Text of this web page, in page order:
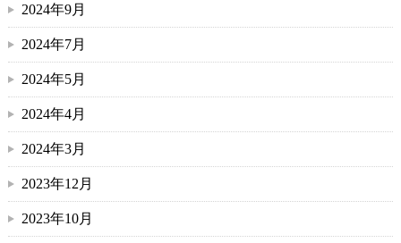
2024年9月
2024年7月
2024年5月
2024年4月
2024年3月
2023年12月
2023年10月